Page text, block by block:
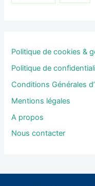
Politique de cookies &
Politique de
Conditions Générales
Mentions légales
A propos
Nous contacter